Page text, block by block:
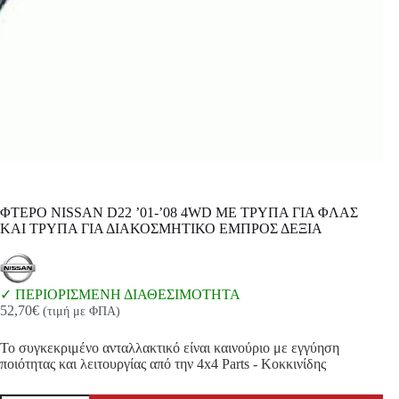
ΦΤΕΡΟ NISSAN D22 ’01-’08 4WD ΜΕ ΤΡΥΠΑ ΓΙΑ ΦΛΑΣ
ΚΑΙ ΤΡΥΠΑ ΓΙΑ ΔΙΑΚΟΣΜΗΤΙΚΟ ΕΜΠΡΟΣ ΔΕΞΙΑ
ΠΕΡΙΟΡΙΣΜΕΝΗ ΔΙΑΘΕΣΙΜΟΤΗΤΑ
52,70€ (τιμή με ΦΠΑ)
Το συγκεκριμένο ανταλλακτικό είναι καινούριο με εγγύηση
ποιότητας και λειτουργίας από την 4x4 Parts - Κοκκινίδης